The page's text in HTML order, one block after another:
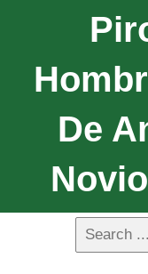
De